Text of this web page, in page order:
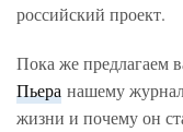
российский проект.
Пока же предлагаем
Пьера нашему
жизни и почему он